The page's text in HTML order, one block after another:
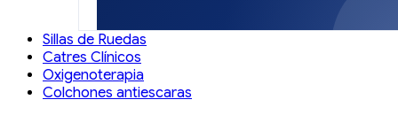
Sillas de Ruedas
Catres Clínicos
Oxigenoterapia
Colchones antiescaras